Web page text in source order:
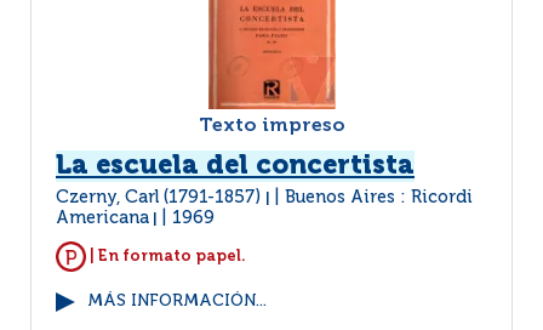
Texto impreso
La escuela del concertista
Czerny, Carl (1791-1857)
Buenos Aires : Ricordi
Americana
1969
| En formato papel.
MÁS INFORMACIÓN...